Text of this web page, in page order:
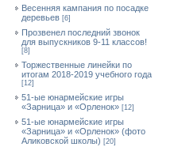
Весенняя кампания по посадке
деревьев [6]
Прозвенел последний звонок
для выпускников 9-11 классов!
[8]
Торжественные линейки по
итогам 2018-2019 учебного года
[12]
51-ые юнармейские игры
«Зарница» и «Орленок» [12]
51-ые юнармейские игры
«Зарница» и «Орленок» (фото
Аликовской школы) [20]